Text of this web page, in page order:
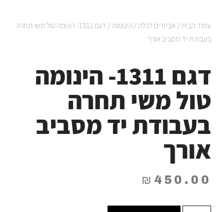
עמוד הבית/אביזרים לכלה/ הינומות
/ דגם 1311- הינומה טול משי תחרה
בעבודת יד מסביב אורך
דגם 1311- הינומה
טול משי תחרה
בעבודת יד מסביב
אורך
₪ 450.00